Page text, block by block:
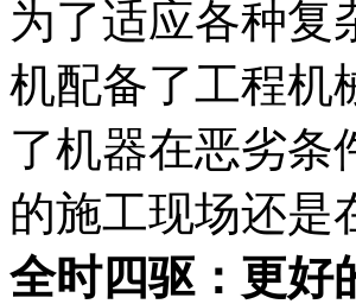
为了适应各种复
机配备了工程机
了机器在恶劣条
的施工现场还是
全时四驱：更好